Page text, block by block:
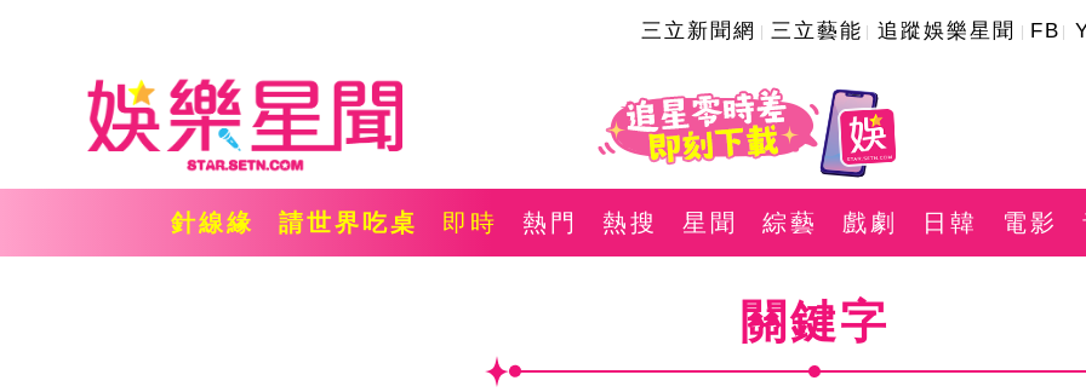
三立新聞網 三立藝能 追蹤娛樂星聞 FB
針線緣 請世界吃桌 即時 熱門 熱搜 星聞 綜藝 戲劇 日韓 電影
關鍵字